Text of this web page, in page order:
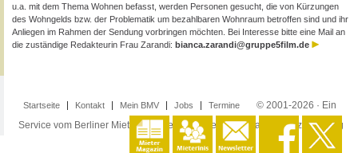
u.a. mit dem Thema Wohnen befasst, werden Personen gesucht, die von Kürzungen
des Wohngelds bzw. der Problematik um bezahlbaren Wohnraum betroffen sind und ihr
Anliegen im Rahmen der Sendung vorbringen möchten. Bei Interesse bitte eine Mail an
die zuständige Redakteurin Frau Zarandi: bianca.zarandi@gruppe5film.de
Startseite Kontakt Mein BMV Jobs Termine
© 2001-2026 · Ein
Service vom Berliner Mieterverein e.V. ·Impressum·Datenschutzerklärung